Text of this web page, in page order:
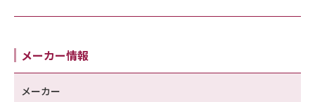
メーカー情報
メーカー